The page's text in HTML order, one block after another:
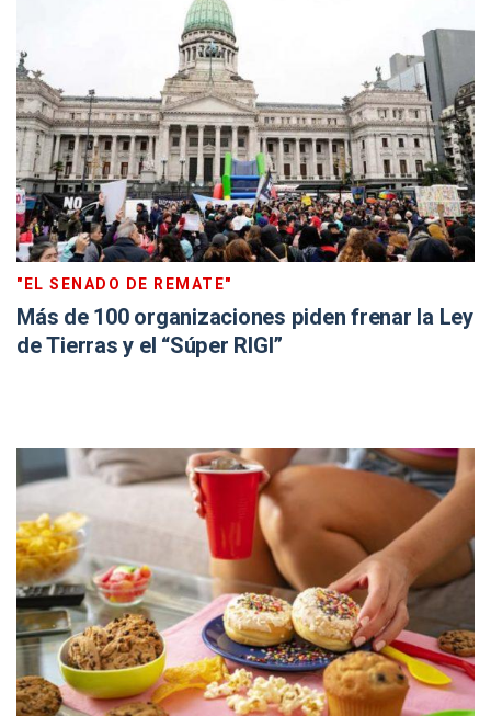
"EL SENADO DE REMATE"
Más de 100 organizaciones piden frenar la Ley
de Tierras y el “Súper RIGI”